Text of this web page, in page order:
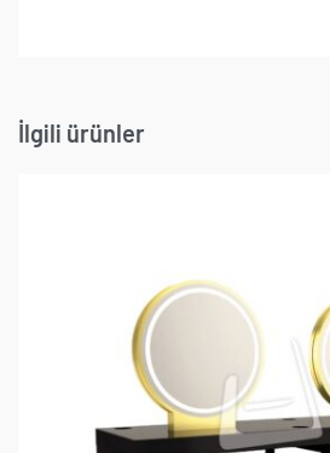
İlgili ürünler